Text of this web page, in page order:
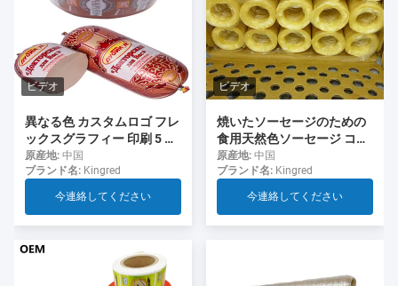
ビデオ
異なる色 カスタムロゴ フレ
ックスグラフィー 印刷 5 層
ソーセージ ソーセージ用の
ケース
原産地: 中国
ブランド名: Kingred
今連絡してください
ビデオ
焼いたソーセージのための
食用天然色ソーセージ コラ
ーゲンケース
原産地: 中国
ブランド名: Kingred
今連絡してください